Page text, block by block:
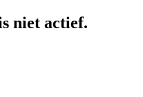
niet actief.